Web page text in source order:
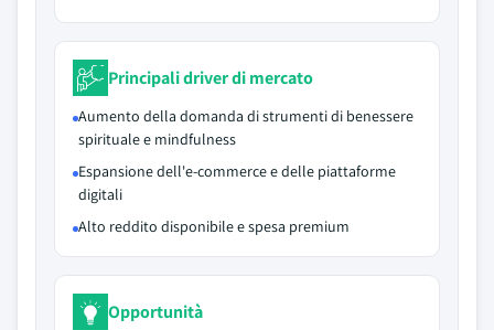
Principali driver di mercato
Aumento della domanda di strumenti di benessere
spirituale e mindfulness
Espansione dell'e-commerce e delle piattaforme
digitali
Alto reddito disponibile e spesa premium
Opportunità